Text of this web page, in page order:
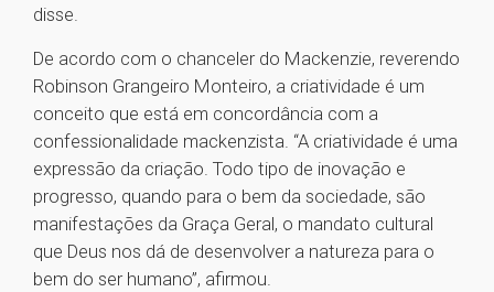
disse.
De acordo com o chanceler do Mackenzie, reverendo
Robinson Grangeiro Monteiro, a criatividade é um
conceito que está em concordância com a
confessionalidade mackenzista. “A criatividade é uma
expressão da criação. Todo tipo de inovação e
progresso, quando para o bem da sociedade, são
manifestações da Graça Geral, o mandato cultural
que Deus nos dá de desenvolver a natureza para o
bem do ser humano”, afirmou.